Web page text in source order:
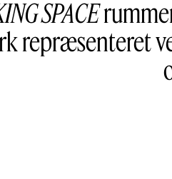
SPACE
repræsenteret